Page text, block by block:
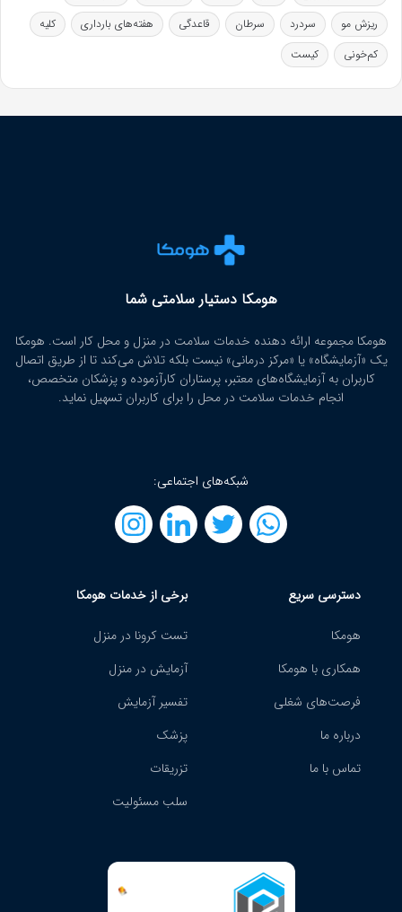
ریزش مو
سردرد سرطان قاعدگی هفته‌های بارداری
کلیه
کم‌خونی
کیست
هومکا دستیار سلامتی شما
هومکا مجموعه ارائه‌ دهنده خدمات سلامت در منزل و محل کار است. هومکا
یک «آزمایشگاه» یا «مرکز درمانی» نیست بلکه تلاش می‌کند تا از طریق اتصال
کاربران به آزمایشگاه‌های معتبر، پرستاران کارآزموده و پزشکان متخصص،
انجام خدمات سلامت در محل را برای کاربران تسهیل نماید.
شبکه‌های اجتماعی:
دسترسی سریع
هومکا
همکاری با هومکا
فرصت‌های شغلی
درباره ما
تماس با ما
برخی از خدمات هومکا
تست کرونا در منزل
آزمایش در منزل
تفسیر آزمایش
پزشک
تزریقات
سلب مسئولیت